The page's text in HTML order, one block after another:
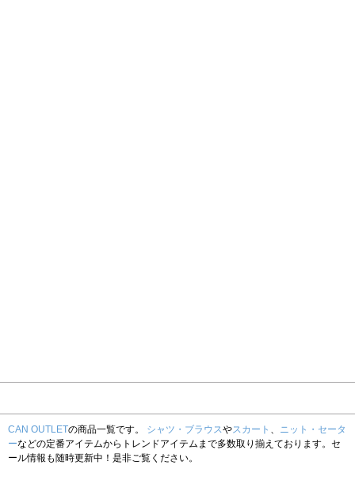
CAN OUTLETの商品一覧です。 シャツ・ブラウスやスカート 、 ニット・セータ
ーなどの定番アイテムからトレンドアイテムまで多数取り揃えております。セ
ール情報も随時更新中！是非ご覧ください。